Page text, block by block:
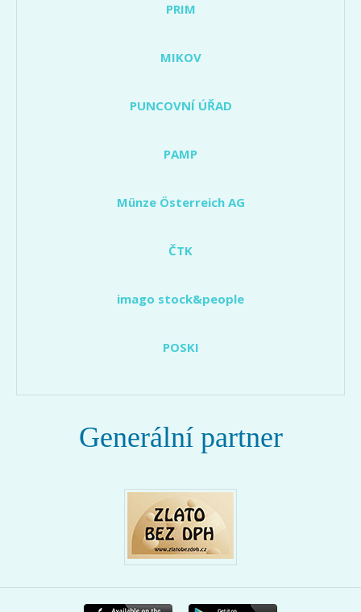
PRIM
MIKOV
PUNCOVNÍ ÚŘAD
PAMP
Münze Österreich AG
ČTK
imago stock&people
POSKI
Generální partner